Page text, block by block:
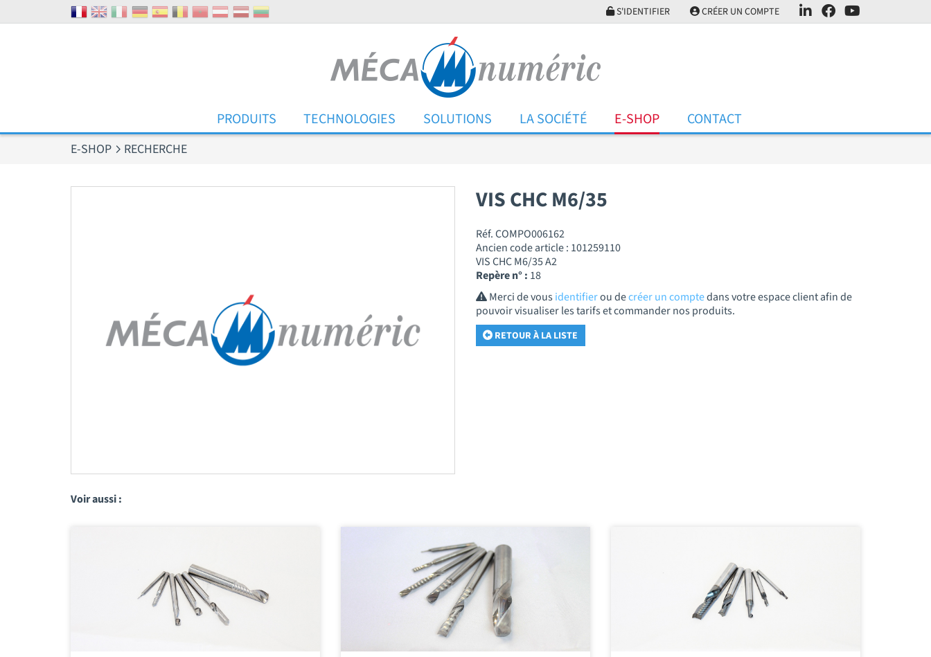
S'IDENTIFIER CRÉER UN COMPTE
PRODUITS TECHNOLOGIES SOLUTIONS LA SOCIÉTÉ E-SHOP CONTACT
E-SHOP RECHERCHE
VIS CHC M6/35
Réf. COMPO006162
Ancien code article : 101259110
VIS CHC M6/35 A2
Repère n° : 18
Merci de vousidentifierou decréer un comptedans votre espace client afin de
pouvoir visualiser les tarifs et commander nos produits.
RETOUR À LA LISTE
Voir aussi :
Panneau de gestion des cookies